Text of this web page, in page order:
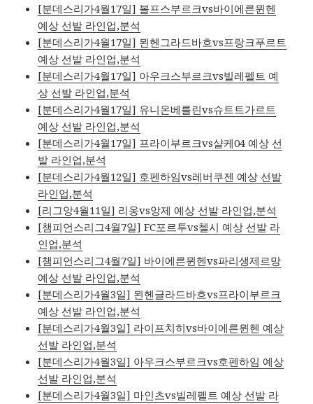
[분데스리가4월17일] 볼프스부르크vs바이에른뮌헨
예상 선발 라인업,분석
[분데스리가4월17일] 묀헨그라드바흐vs프랑크푸르트
예상 선발 라인업,분석
[분데스리가4월17일] 아우크스부르크vs빌레펠트 예
상 선발 라인업,분석
[분데스리가4월17일] 유니온베를린vs슈트트가르트
예상 선발 라인업,분석
[분데스리가4월17일] 프라이부르크vs샬케04 예상 선
발 라인업,분석
[분데스리가4월12일] 호펜하임vs레버쿠젠 예상 선발
라인업,분석
[리그앙4월11일] 리옹vs앙제 예상 선발 라인업,분석
[챔피언스리그4월7일] FC포르투vs첼시 예상 선발 라
인업,분석
[챔피언스리그4월7일] 바이에른뮌헨vs파리생제르망
예상 선발 라인업,분석
[분데스리가4월3일] 묀헨글라드바흐vs프라이부르크
예상 선발 라인업,분석
[분데스리가4월3일] 라이프치히vs바이에른뮌헨 예상
선발 라인업,분석
[분데스리가4월3일] 아우크스부르크vs호펜하임 예상
선발 라인업,분석
[분데스리가4월3일] 마인츠vs빌레펠트 예상 선발 라